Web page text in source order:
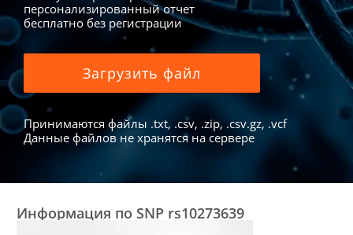
персонализированный отчет
бесплатно без регистрации
Загрузить файл
Принимаются файлы .txt, .csv, .zip, .csv.gz, .vcf
Данные файлов не хранятся на сервере
Информация по SNP rs10273639